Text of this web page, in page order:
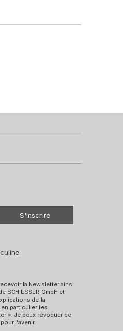
S'inscrire
la Newsletter ainsi
SCHIESSER GmbH et
de la
en particulier les
». Je peux révoquer ce
l'avenir.